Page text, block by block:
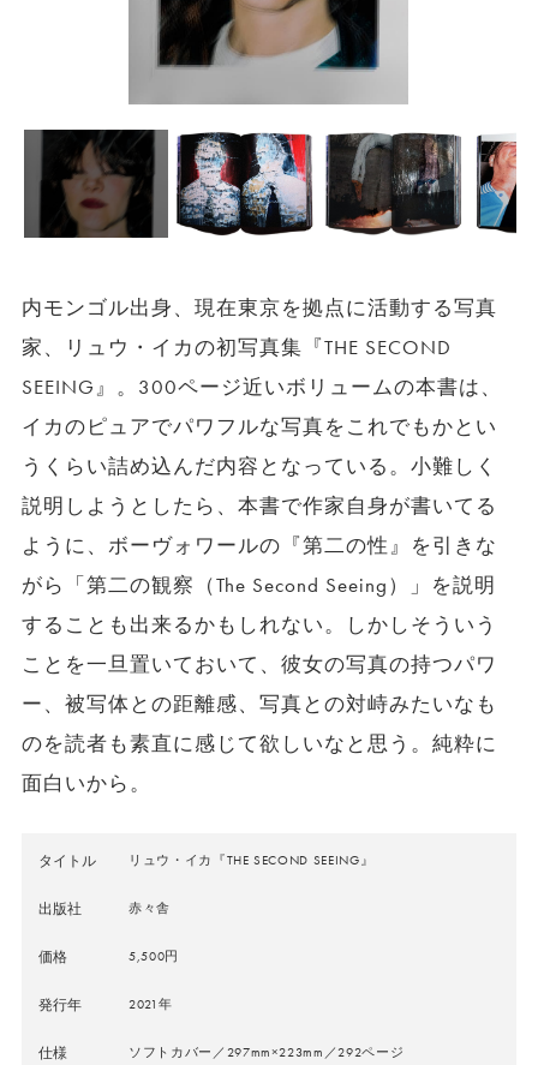
内モンゴル出身、現在東京を拠点に活動する写真
家、リュウ・イカの初写真集『THE SECOND
SEEING』。300ページ近いボリュームの本書は、
イカのピュアでパワフルな写真をこれでもかとい
うくらい詰め込んだ内容となっている。小難しく
説明しようとしたら、本書で作家自身が書いてる
ように、ボーヴォワールの『第二の性』を引きな
がら「第二の観察（The Second Seeing）」を説明
することも出来るかもしれない。しかしそういう
ことを一旦置いておいて、彼女の写真の持つパワ
ー、被写体との距離感、写真との対峙みたいなも
のを読者も素直に感じて欲しいなと思う。純粋に
面白いから。
タイトル リュウ・イカ『THE SECOND SEEING』
出版社 赤々舎
価格 5,500円
発行年 2021年
仕様 ソフトカバー／297mm×223mm／292ページ